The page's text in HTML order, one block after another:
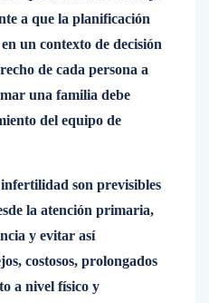
a que la planificación
un contexto de decisión
de cada persona a
una familia debe
del equipo de
son previsibles
la atención primaria,
y evitar así
costosos, prolongados
a nivel físico y